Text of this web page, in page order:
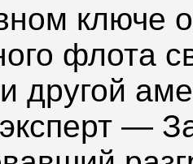
ключе
флота
другой
—